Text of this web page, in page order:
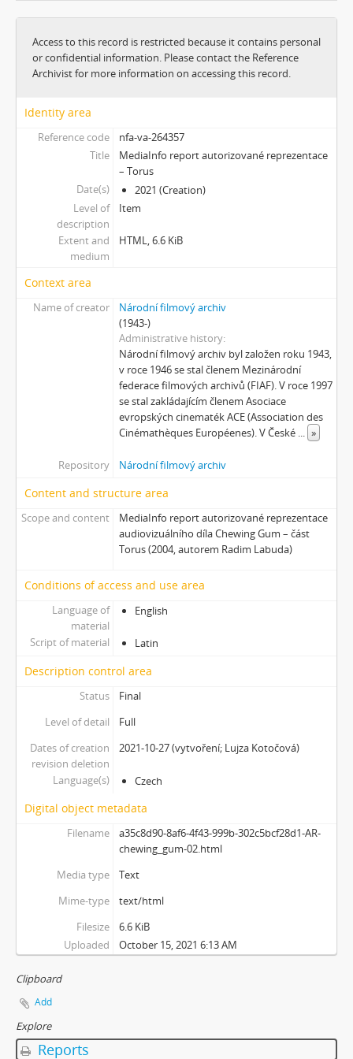
[Subseries] Bez názvu
[Subseries] Krása
[Subseries] 6 snů z hrnečku
[Subseries] Náš očistec
[Subseries] Cesta
[Subseries] Der kleine Blonde und sein roter Koffer
[Subseries] Miss Krimi
[Subseries] Vteřina za vteřinou
[Subseries] Obrázky
[Subseries] 360°
[Subseries] Grátis punč
[Subseries] Naše okrasné zahrádky – Unsere Gärten
[Subseries] Našla v lese
[Subseries] Karamel je cukr, co už se neuzdraví
[Subseries] Konec jedince
[Subseries] Míchačka
[Subseries] Kapusta
[Subseries] Turista
[Subseries] Bosákové hody
[Subseries] Suchá u Nejdku
[Subseries] Džbány Franze Maxery v hospodě U Lojzy
[Subseries] Zkušebna v Argentinské
[Subseries] Klukovice, Bondy
[Subseries] Psychodrama
[Subseries] Mumlava
[Subseries] Cesta
[Subseries] Braunův betlém
[Subseries] Javorovým dolem
[Subseries] Hřiště
[Subseries] Image Maker
[Subseries] Možná
[Subseries] 28 stotín Synagógy
[Subseries] Z lásky
[Subseries] Parkovací smyčka
[Subseries] Klatov
[Subseries] Jizvy, jiskry, jistoty
[Subseries] Země, světlo, vzduch
[Subseries] Painting
[Subseries] Malování do vzduchu
[Subseries] Yes No Yes
[Subseries] Zrcadlo času
Access to this record is restricted because it contains personal
or confidential information. Please contact the Reference
Archivist for more information on accessing this record.
Identity area
Reference code
nfa-va-264357
Title
MediaInfo report autorizované reprezentace
– Torus
Date(s)
2021 (Creation)
Level of
description
Item
Extent and
medium
HTML, 6.6 KiB
Context area
Name of creator
Národní filmový archiv
(1943-)
Administrative history
Národní filmový archiv byl založen roku 1943,
v roce 1946 se stal členem Mezinárodní
federace filmových archivů (FIAF). V roce 1997
se stal zakládajícím členem Asociace
evropských cinematék ACE (Association des
Cinémathèques Européenes). V České ... »
Repository Národní filmový archiv
Content and structure area
Scope and content
MediaInfo report autorizované reprezentace
audiovizuálního díla Chewing Gum – část
Torus (2004, autorem Radim Labuda)
Conditions of access and use area
Language of
material
English
Script of material Latin
Description control area
Status
Final
Level of detail
Full
Dates of creation
revision deletion
2021-10-27 (vytvoření; Lujza Kotočová)
Language(s) Czech
Digital object metadata
Filename
a35c8d90-8af6-4f43-999b-302c5bcf28d1-AR-
chewing_gum-02.html
Media type
Text
Mime-type
text/html
Filesize
6.6 KiB
Uploaded
October 15, 2021 6:13 AM
Clipboard
Add
Explore
Reports